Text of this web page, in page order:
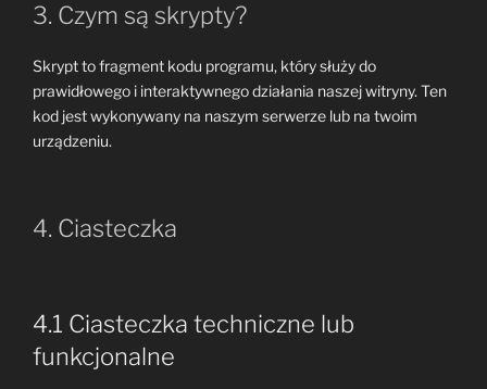
3. Czym są skrypty?
Skrypt to fragment kodu programu, który służy do
prawidłowego i interaktywnego działania naszej witryny. Ten
kod jest wykonywany na naszym serwerze lub na twoim
urządzeniu.
4. Ciasteczka
4.1 Ciasteczka techniczne lub
funkcjonalne